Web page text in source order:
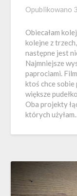
Opublikowano
Obiecałam
kolejne z
następne jest
Najmniejsze
paprociami.
ktoś chce
większe
Oba projekty
których